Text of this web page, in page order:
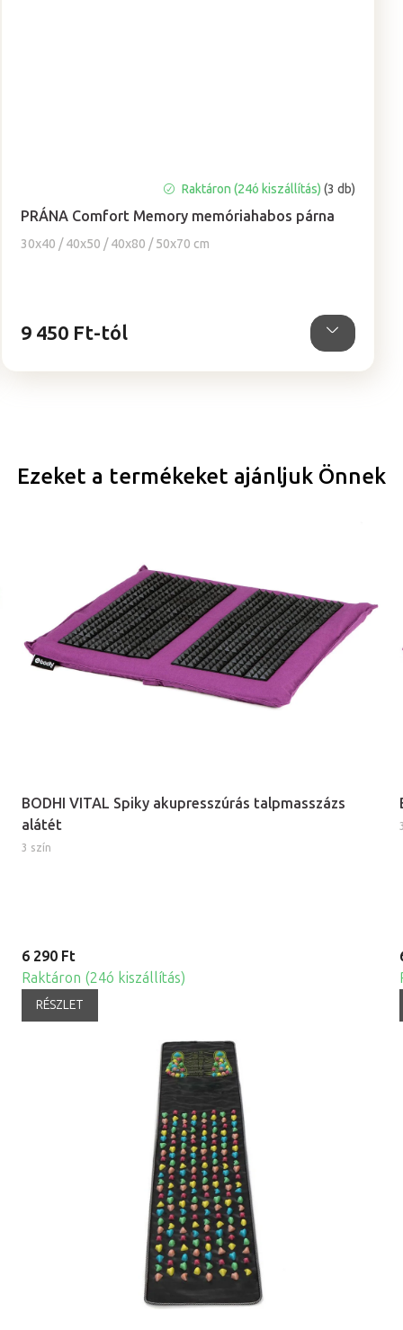
PRÁNA Comfort Memory memóriahabos párna
30x40 / 40x50 / 40x80 / 50x70 cm
termék
átlagos
értékelése
Raktáron (24ó kiszállítás) (3 db)
9 450 Ft-tól
Ezeket a termékeket ajánljuk Önnek
BODHI VITAL Spiky akupresszúrás talpmasszázs
alátét
3 szín
6 290 Ft
Raktáron (24ó kiszállítás)
RÉSZLET